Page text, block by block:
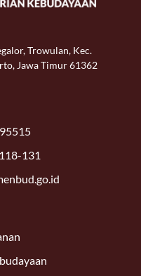
Trowulan, Kec.
Jawa Timur 61362
131